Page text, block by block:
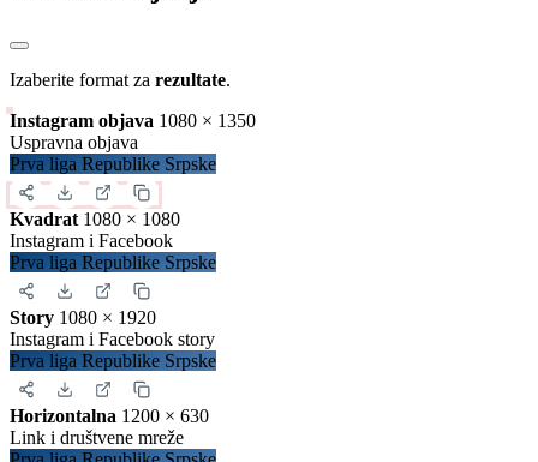
po utakmici
Detalji
Zatvori
Preuzimanje sadržaja
Iskopirajte ovaj kod u Vašu web stranicu:
Ovako će izgledati prikaz na Vašoj stranici:
Zatvori
Slika za deljenje